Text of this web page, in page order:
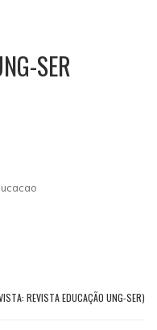
SER
REVISTA EDUCAÇÃO UNG-SER)